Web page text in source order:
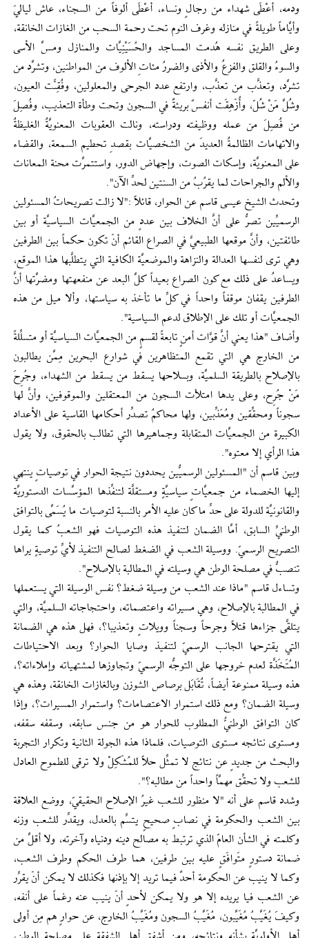
ودمه، أعْطَى شهداء من رجالٍ ونساء، أعْطَى ألوفاً من السجناء، عاش لياليَ
وأيَّاماً طويلةً في منازله وغرف النوم تحت رحمة السحب من الغازات الخانقة،
وعلى الطريق نفسه هُدمت المساجد والحُسَيْنِيَّات والمنازل ومسَّ الأسى
والسوءُ والقلق والفزعُ والأذى والضررُ مئاتِ الألوف من المواطنين، وتشرَّد من
تشرَّد، وتعذَّب من تعذَّب، وارتفع عدد الجرحى والمعلولين، وفُقِئَت العيون،
وشُلَّ مَنْ شُلّ، وأُزْهِقَت أنفسٌ بريئةٌ في السجون وتحت وطأة التعذيب، وفُصِلَ
من فُصِلَ من عمله ووظيفته ودراسته، ونالت العقوبات المعنويَّةُ الغليظةُ
والاتهامات الظالمةُ العديدَ من الشخصيَّات بقصدِ تحطيم السمعة، والقضاء
على المعنويَّة، وإسكات الصوت، وإجهاض الدور، واستتمرَّت محنة المعانات
والألم والجراحات لما يقرُبُ من السنتين لحدِّ الآن".
وتحدث الشيخ عيسى قاسم عن الحوار، قائلاً :"لا زالت تصريحاتُ المسئولين
الرسميِّين تصرُّ على أنَّ الخلاف بين عددٍ من الجمعيَّات السياسيَّة أو بين
طائفتين، وأنَّ موقعها الطبيعيَّ في الصراع القائم أنْ تكون حكماً بين الطرفين
وهي ترى لنفسها العدالة والنزاهة والموضعيَّة الكافية التي يتطلَّبها هذا الموقع،
ويساعدُ على ذلك مع كون الصراع بعيداً كلَّ البعد عن منفعهتها ومضرَّتها أنَّ
الطرفين يقفان موقفاً واحداً في كلِّ ما تأخذ به سياستها، وألا ميل من هذه
الجمعيَّات أو تلك على الإطلاق لدعم السياسية".
وأضاف "هذا يعني أنَّ قوَّات أمنٍ تابعةً لقسمٍ من الجمعيَّات السياسيَّة أو متسلِّلةً
من الخارج هي التي تقمع المتظاهرين في شوارع البحرين مِمَّن يطالبون
بالإصلاح بالطريقة السلميَّة، وبسلاحها يسقط من يسقط من الشهداء، وجُرِحَ
مَنْ جُرِح، وعلى يدها امتلأت السجون من المعتقلين والموقوفين، وأنَّ لها
سجوناً ومحقِّقين ومُعَذِّبين، ولها محاكمُ تصدِّر أحكامها القاسية على الأعداد
الكبيرة من الجمعيَّات المتقابلة وجماهيرها التي تطالب بالحقوق، ولا يقول
هذا الرأي إلا معتوه".
وبين قاسم أن "المسئولين الرسميُّين يحددون نتيجة الحوار في توصياتٍ ينتهي
إليها الخصماء من جمعيَّاتٍ سياسيَّةٍ ومستقلَّة لتنفِّذها المؤسَّسات الدستوريَّة
والقانونيَّة للدولة على حدِّ ما كان عليه الأمر بالنسبة لتوصيات ما يُسَمَّى بالتوافق
الوطنيِّ السابق، أمَّا الضمان لتنفيذ هذه التوصيات فهو الشعبُ كما يقول
التصريح الرسميّ. ووسيلة الشعب في الضغط لصالح التنفيذ لأيِّ توصيةٍ يراها
تنصبُّ في مصلحة الوطن هي وسيلته في المطالبة بالإصلاح".
وتساءل قاسم "ماذا عند الشعب من وسيلة ضغط؟ نفس الوسيلة التي يستعملها
في المطالبة بالإصلاح، وهي مسيراته واعتصماته، واحتجاجاته السلميَّة، والتي
يتلقَّى جزاءها قتلاً وجرحاً وسجناً وويلاتٍ وتعذيبا؟، فهل هذه هي الضمانة
التي يقترحها الجانب الرسميّ لتنفيذ وصايا الحوار؟ وبعد الاحتياطات
المُتَخَذَّة لعدم خروجها على التوجُّه الرسميّ وتجاوزها لمشتهياته وإملاءاته؟،
هذه وسيلة ممنوعة أيضاً، تُقَابَل برصاص الشوزن وبالغازات الخانقة، وهذه هي
وسيلة الضمان؟ ومع ذلك استمرار الاعتصامات؟ واستمرار المسيرات؟، وإذا
كان التوافق الوطنيُّ المطلوب للحوار هو من جنس سابقه، وسقفه سقفه،
ومستوى نتائجه مستوى التوصيات، فلماذا هذه الجولة الثانية وتكرار التجربة
والبحث من جديدٍ عن نتائج لا تمثِّل حلاً للمُشْكِلْ ولا ترقى للطموح العادل
للشعب ولا تحقِّق مهمَّاً واحداً من مطالبه؟".
وشدد قاسم على أنه "لا منظور للشعب غيرُ الإصلاح الحقيقيّ، ووضع العلاقة
بين الشعب والحكومة في نصابٍ صحيحٍ يتسِّم بالعدل، ويقدِّر للشعب وزنه
وكلمته في الشأن العامّ الذي ترتبط به مصالح دينه ودنياه وآخرته، ولا أقلَّ من
ضمانة دستورٍ متَوافَقٍ عليه بين طرفين، هما طرف الحكم وطرف الشعب،
وكما لا ينيب عن الحكومة أحدٌ فيما تريد إلا بإذنها فكذلك لا يمكن أنْ يقرِّر
عن الشعب فيا يريده إلا هو ولا يمكن لأحدٍ أنْ ينيب عنه رغماً على أنفه،
وكيفَ يُغَيَّبُ مُغَيَّبون، مُغَيَّبُ السجون ومُغَيَّبُ الخارج، عن حوارٍ هم مِن أولى